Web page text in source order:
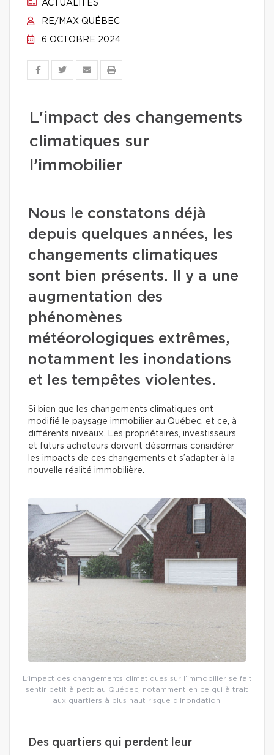
ACTUALITÉS
RE/MAX QUÉBEC
6 OCTOBRE 2024
L'impact des changements
climatiques sur
l’immobilier
Nous le constatons déjà
depuis quelques années, les
changements climatiques
sont bien présents. Il y a une
augmentation des
phénomènes
météorologiques extrêmes,
notamment les inondations
et les tempêtes violentes.
Si bien que les changements climatiques ont
modifié le paysage immobilier au Québec, et ce, à
différents niveaux. Les propriétaires, investisseurs
et futurs acheteurs doivent désormais considérer
les impacts de ces changements et s’adapter à la
nouvelle réalité immobilière.
L'impact des changements climatiques sur l’immobilier se fait
sentir petit à petit au Québec, notamment en ce qui à trait
aux quartiers à plus haut risque d’inondation.
Des quartiers qui perdent leur